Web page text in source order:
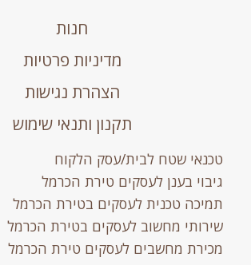
מדיניות פרטיות
הצהרת נגישות
תקנון ותנאי שימוש
שטח לבית/עסק הלקוח
בענן לעסקים טירת הכרמל
טכנית לעסקים בטירת הכרמל
מחשוב לעסקים בטירת הכרמל
מחשבים לעסקים טירת הכרמל